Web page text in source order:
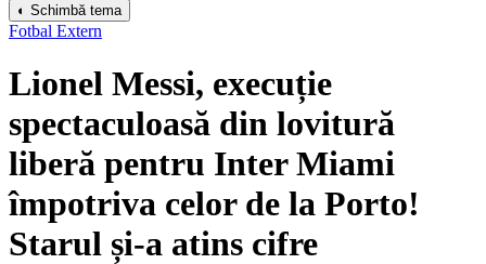
◐ Schimbă tema
Fotbal Extern
Lionel Messi, execuție
spectaculoasă din lovitură
liberă pentru Inter Miami
împotriva celor de la Porto!
Starul și-a atins cifre